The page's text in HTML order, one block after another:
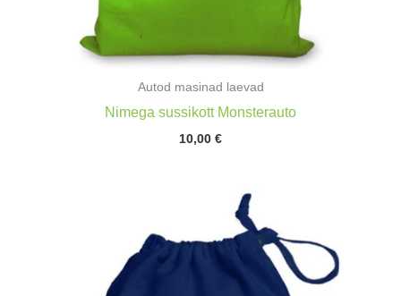
Autod masinad laevad
Nimega sussikott Monsterauto
10,00 €